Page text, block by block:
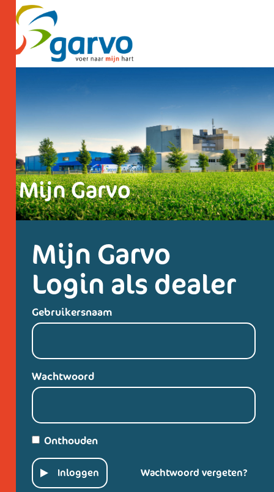
Mijn Garvo
Mijn Garvo
Login als dealer
Gebruikersnaam
Wachtwoord
Onthouden
Inloggen Wachtwoord vergeten?